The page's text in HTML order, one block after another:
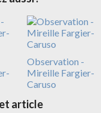
Observation -
Mireille Fargier-
Caruso
article